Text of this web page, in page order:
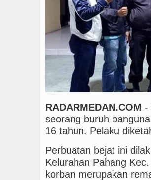
Sinergi
RADARMEDAN.COM -
seorang buruh
16 tahun. Pelaku
Perbuatan bejat ini
Kelurahan Pahang
korban merupakan